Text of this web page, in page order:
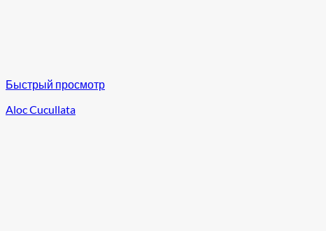
Быстрый просмотр
Aloc Cucullata